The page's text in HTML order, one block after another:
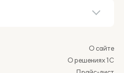
О сайте
О решениях 1С